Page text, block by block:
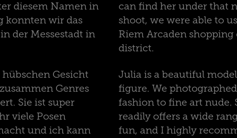
diesem Namen in
konnten wir das
der Messestadt in
Gesicht
Genres
Sie ist super
viele Posen
und ich kann
can find her under that
shoot, we were able to
Riem Arcaden
district.
Julia is a beautiful
figure. We
fashion to fine art nude.
readily offers a wide
fun, and I highly